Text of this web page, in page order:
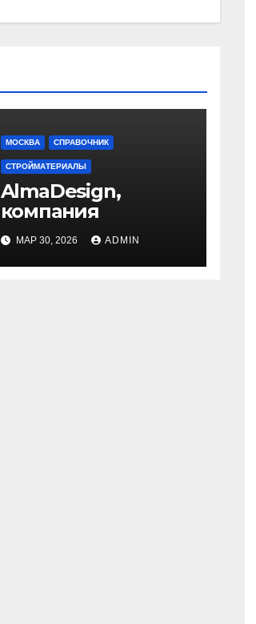
МОСКВА СПРАВОЧНИК
СТРОЙМАТЕРИАЛЫ
AlmaDesign,
компания
МАР 30, 2026 ADMIN